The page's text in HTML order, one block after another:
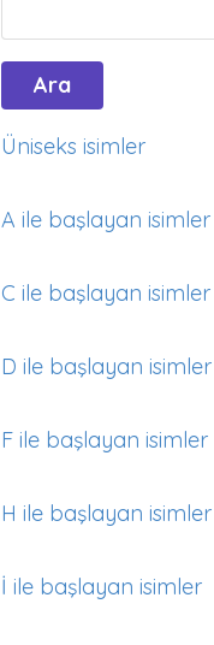
Üniseks isimler
A ile başlayan isimler
C ile başlayan isimler
D ile başlayan isimler
F ile başlayan isimler
H ile başlayan isimler
İ ile başlayan isimler